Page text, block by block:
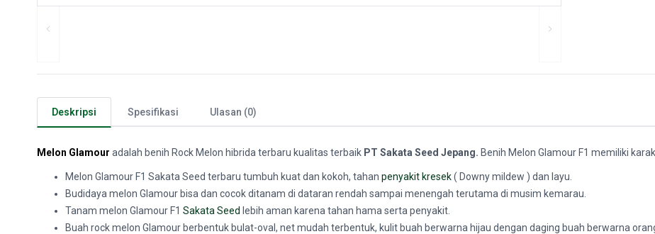
Deskripsi Spesifikasi Ulasan (0)
Melon Glamour adalah benih Rock Melon hibrida terbaru kualitas terbaik PT Sakata Seed Jepang. Benih Melon Glamour F1 memiliki
Melon Glamour F1 Sakata Seed terbaru tumbuh kuat dan kokoh, tahan penyakit kresek( Downy mildew ) dan layu.
Budidaya melon Glamour bisa dan cocok ditanam di dataran rendah sampai menengah terutama di musim kemarau.
Tanam melon Glamour F1 Sakata Seed lebih aman karena tahan hama serta penyakit.
Buah rock melon Glamour berbentuk bulat-oval, net mudah terbentuk, kulit buah berwarna hijau dengan daging buah berwarna